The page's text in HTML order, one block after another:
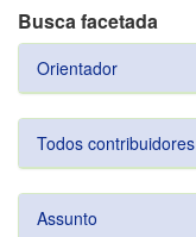
Busca facetada
Orientador
Todos contribuidores
Assunto